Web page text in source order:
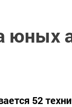
юных
52